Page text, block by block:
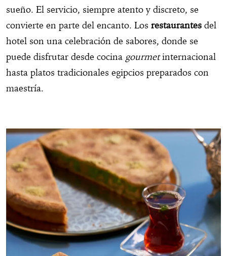
sueño. El servicio, siempre atento y discreto, se
convierte en parte del encanto. Los restaurantes del
hotel son una celebración de sabores, donde se
puede disfrutar desde cocina gourmetinternacional
hasta platos tradicionales egipcios preparados con
maestría.